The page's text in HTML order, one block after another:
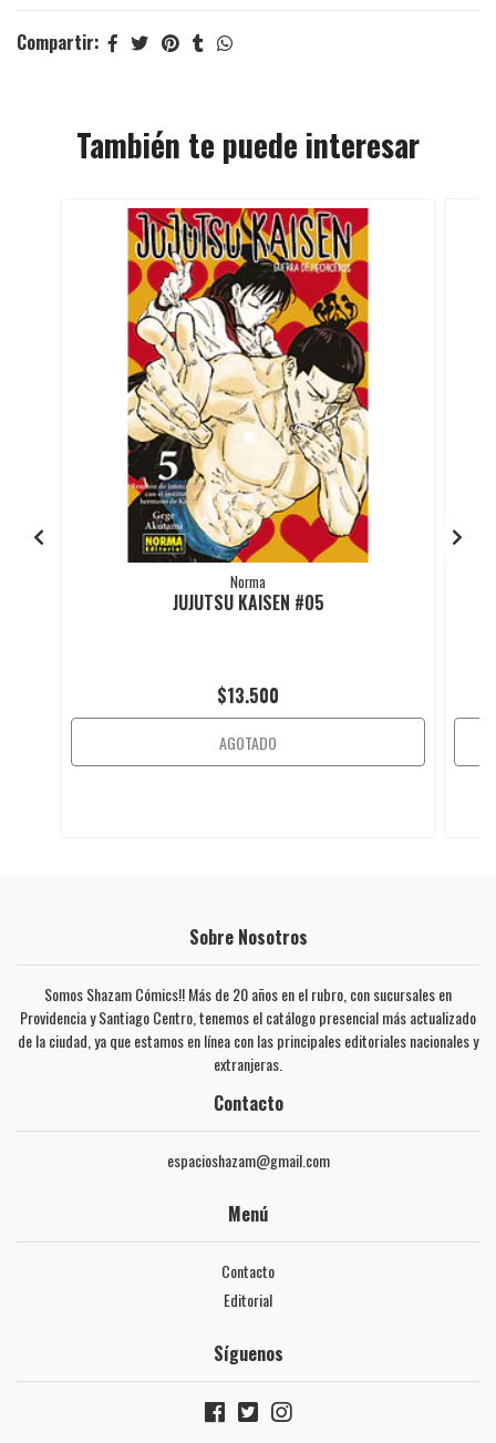
Compartir:
También te puede interesar
Norma
JUJUTSU KAISEN #05
$13.500
AGOTADO
Sobre Nosotros
Somos Shazam Cómics!! Más de 20 años en el rubro, con sucursales en
Providencia y Santiago Centro, tenemos el catálogo presencial más actualizado
de la ciudad, ya que estamos en línea con las principales editoriales nacionales y
extranjeras.
Contacto
espacioshazam@gmail.com
Menú
Contacto
Editorial
Síguenos